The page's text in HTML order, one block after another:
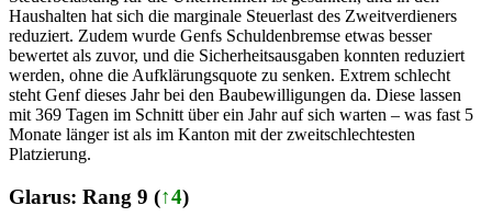
Haushalten hat sich die marginale Steuerlast des Zweitverdieners
reduziert. Zudem wurde Genfs Schuldenbremse etwas besser
bewertet als zuvor, und die Sicherheitsausgaben konnten reduziert
werden, ohne die Aufklärungsquote zu senken. Extrem schlecht
steht Genf dieses Jahr bei den Baubewilligungen da. Diese lassen
mit 369 Tagen im Schnitt über ein Jahr auf sich warten – was fast 5
Monate länger ist als im Kanton mit der zweitschlechtesten
Platzierung.
Glarus: Rang 9 (↑4)